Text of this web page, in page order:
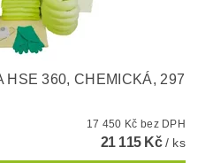
HSE 360, CHEMICKÁ, 297
17 450 Kč bez DPH
21 115 Kč/ ks